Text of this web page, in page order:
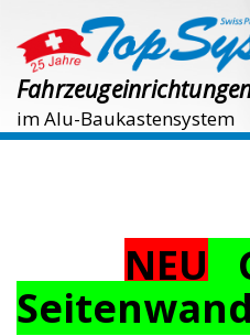
im Alu-Baukastensystem
NEU